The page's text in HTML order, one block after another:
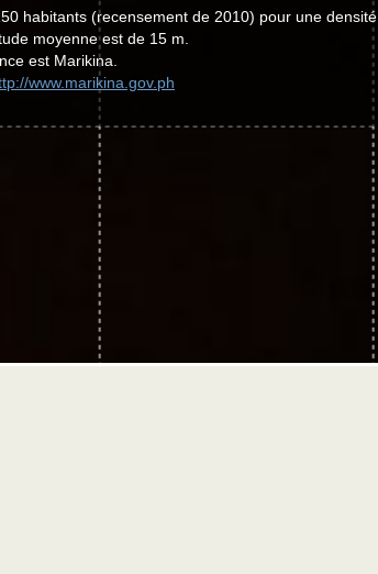
habitants (recensement de 2010) pour une densité
moyenne est de 15 m.
est Marikina.
www.marikina.gov.ph